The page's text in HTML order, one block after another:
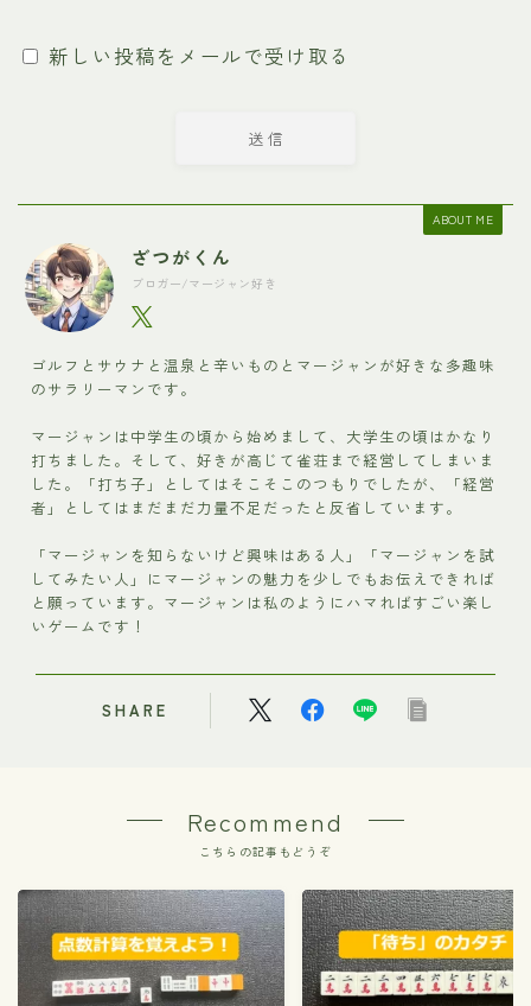
新しい投稿をメールで受け取る
ABOUT ME
ざつがくん
ブロガー/マージャン好き
ゴルフとサウナと温泉と辛いものとマージャンが好きな多趣味
のサラリーマンです。
マージャンは中学生の頃から始めまして、大学生の頃はかなり
打ちました。そして、好きが高じて雀荘まで経営してしまいま
した。「打ち子」としてはそこそこのつもりでしたが、「経営
者」としてはまだまだ力量不足だったと反省しています。
「マージャンを知らないけど興味はある人」「マージャンを試
してみたい人」にマージャンの魅力を少しでもお伝えできれば
と願っています。マージャンは私のようにハマればすごい楽し
いゲームです！
SHARE
Recommend
こちらの記事もどうぞ